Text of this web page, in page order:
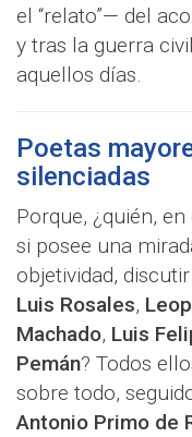
el “relato”— del
y tras la guerra
aquellos días.
Poetas
silenciadas
Porque, ¿quién,
si posee una
objetividad,
Luis Rosales,
Machado, Luis
Pemán? Todos
sobre todo,
Antonio Primo de